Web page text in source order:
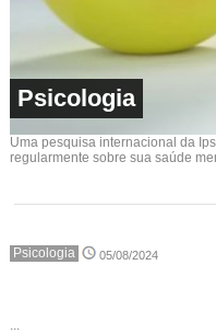
Psicologia
Uma pesquisa internacional da
regularmente sobre sua saúde
Psicologia 05/08/2024
...